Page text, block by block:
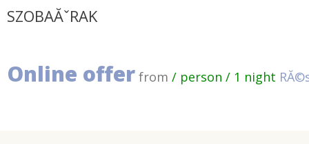
SZOBAĂˇRAK
Online offer from / person / 1 night